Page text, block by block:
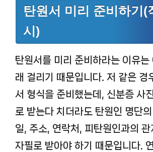
탄원서 미리 준비하기(
시)
탄원서를 미리 준비하라는 이유는
래 걸리기 때문입니다. 저 같은 경
서 형식을 준비했는데, 신분증 사
로 받는다 치더라도 탄원인 명단
일, 주소, 연락처, 피탄원인과의
자필로 받아야 하기 때문입니다.